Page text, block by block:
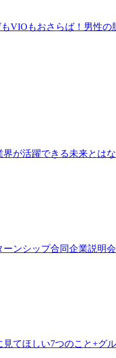
もVIOもおさらば！男性
が活躍できる未来とは
ンシップ合同企業説明会
見てほしい7つのこと+グ